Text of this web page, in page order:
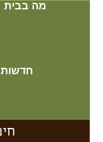
מה בבית
חדשות